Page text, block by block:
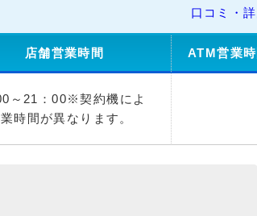
口コミ・
店舗営業時間 ATM営業時
～21：00※契約機によ
時間が異なります。